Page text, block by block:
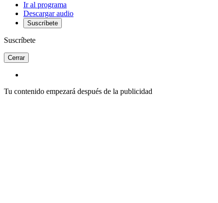
Ir al programa
Descargar audio
Suscríbete
Suscríbete
Cerrar
Tu contenido empezará después de la publicidad